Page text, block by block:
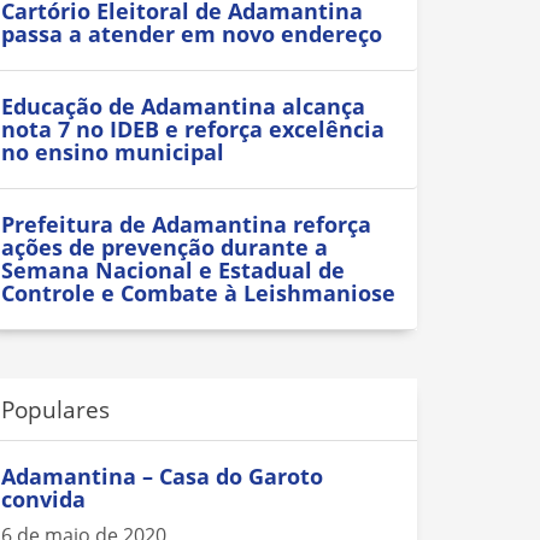
Cartório Eleitoral de Adamantina
passa a atender em novo endereço
Educação de Adamantina alcança
nota 7 no IDEB e reforça excelência
no ensino municipal
Prefeitura de Adamantina reforça
ações de prevenção durante a
Semana Nacional e Estadual de
Controle e Combate à Leishmaniose
Populares
Adamantina – Casa do Garoto
convida